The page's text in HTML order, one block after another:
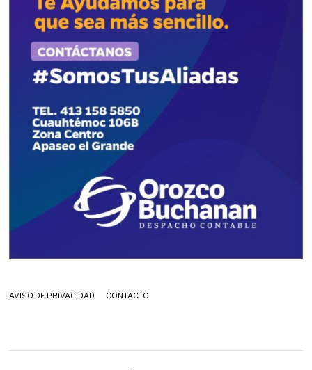
AVISO DE PRIVACIDAD CONTACTO